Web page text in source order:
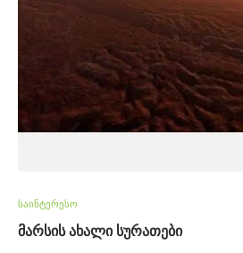
საინტერესო
მარსის ახალი სურათები